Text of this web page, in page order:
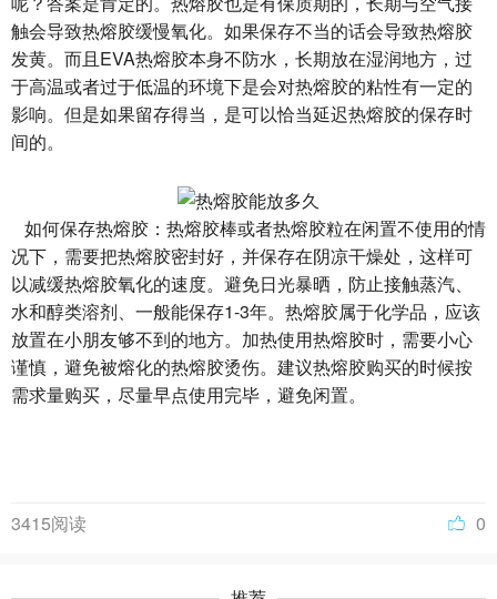
触会导致热熔胶缓慢氧化。如果保存不当的话会导致热熔胶
发黄。而且EVA热熔胶本身不防水，长期放在湿润地方，过
于高温或者过于低温的环境下是会对热熔胶的粘性有一定的
影响。但是如果留存得当，是可以恰当延迟热熔胶的保存时
间的。
如何保存热熔胶：热熔胶棒或者热熔胶粒在闲置不使用的情
况下，需要把热熔胶密封好，并保存在阴凉干燥处，这样可
以减缓热熔胶氧化的速度。避免日光暴晒，防止接触蒸汽、
水和醇类溶剂、一般能保存1-3年。热熔胶属于化学品，应该
放置在小朋友够不到的地方。加热使用热熔胶时，需要小心
谨慎，避免被熔化的热熔胶烫伤。建议热熔胶购买的时候按
需求量购买，尽量早点使用完毕，避免闲置。
0
3415阅读